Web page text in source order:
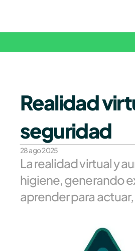
Realidad
seguridad
28 ago 2025
La realidad virtual y
higiene, generando
aprender para